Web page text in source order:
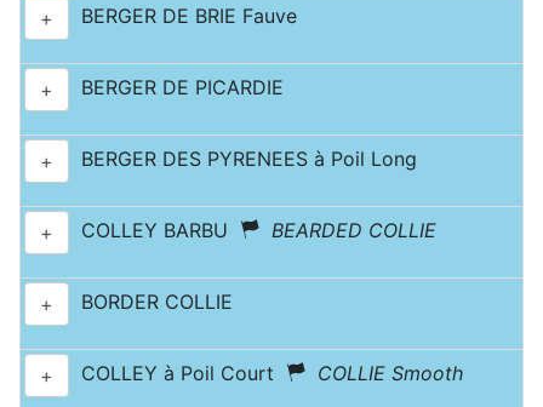
+ BERGER DE BRIE Fauve
+ BERGER DE PICARDIE
+ BERGER DES PYRENEES à Poil Long
+ COLLEY BARBU BEARDED COLLIE
+ BORDER COLLIE
+ COLLEY à Poil Court COLLIE Smooth